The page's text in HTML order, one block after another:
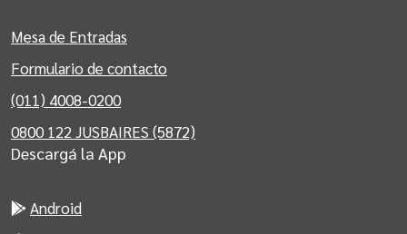
Mesa de Entradas
Formulario de contacto
(011) 4008-0200
0800 122 JUSBAIRES (5872)
Descargá la App
Android